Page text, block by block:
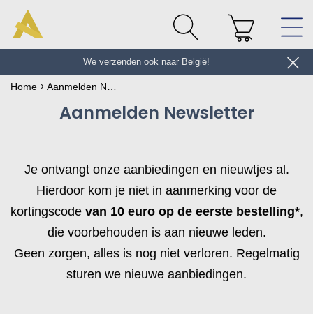
en ontvang 10 € *
We verzenden ook naar België!
Home
Aanmelden Newsletter
Je ontvangt onze aanbiedingen en nieuwtjes al.
Hierdoor kom je niet in aanmerking voor de
kortingscode van 10 euro op de eerste bestelling*,
die voorbehouden is aan nieuwe leden.
Geen zorgen, alles is nog niet verloren. Regelmatig
sturen we nieuwe aanbiedingen.